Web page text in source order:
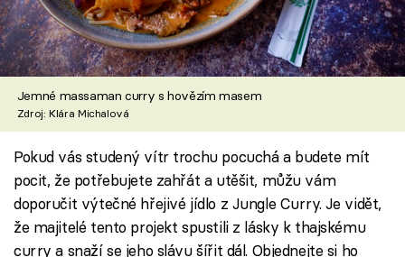
Jemné massaman curry s hovězím masem
Zdroj: Klára Michalová
Pokud vás studený vítr trochu pocuchá a budete mít
pocit, že potřebujete zahřát a utěšit, můžu vám
doporučit výtečné hřejivé jídlo z Jungle Curry. Je vidět,
že majitelé tento projekt spustili z lásky k thajskému
curry a snaží se jeho slávu šířit dál. Objednejte si ho